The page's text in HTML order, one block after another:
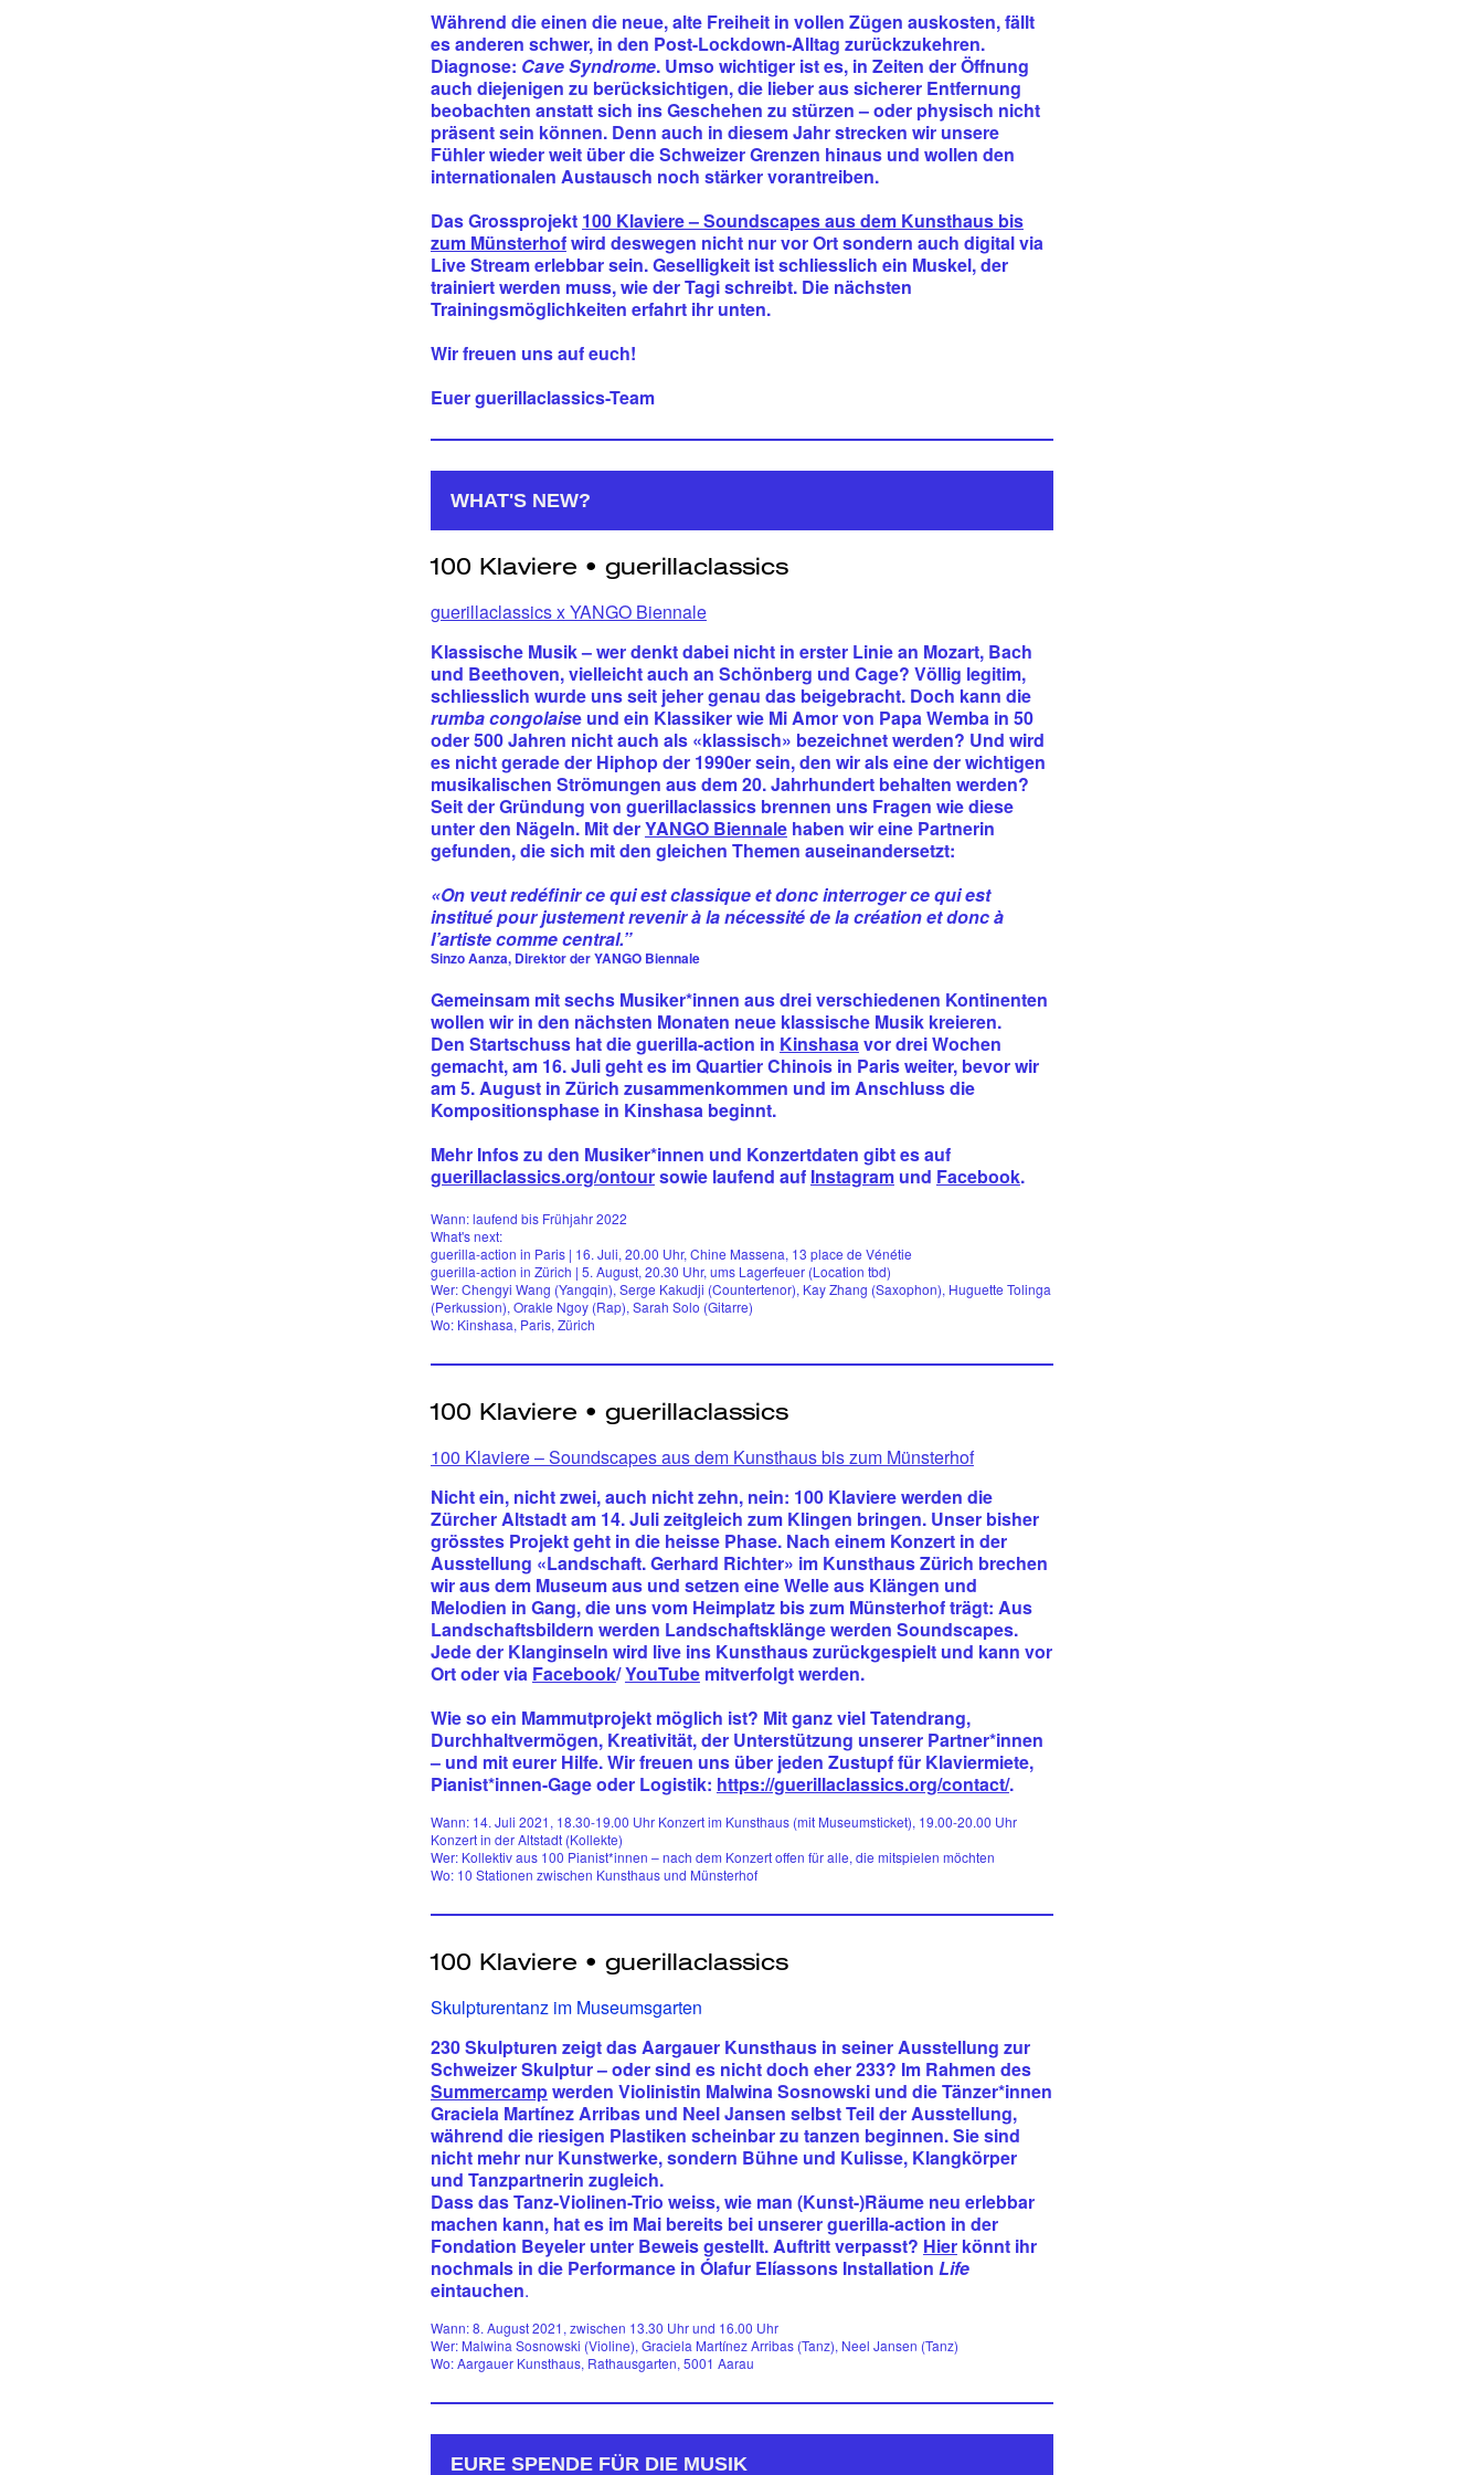
Während die einen die neue, alte Freiheit in vollen Zügen auskosten, fällt
es anderen schwer, in den Post-Lockdown-Alltag zurückzukehren.
Diagnose: Cave Syndrome. Umso wichtiger ist es, in Zeiten der Öffnung
auch diejenigen zu berücksichtigen, die lieber aus sicherer Entfernung
beobachten anstatt sich ins Geschehen zu stürzen – oder physisch nicht
präsent sein können. Denn auch in diesem Jahr strecken wir unsere
Fühler wieder weit über die Schweizer Grenzen hinaus und wollen den
internationalen Austausch noch stärker vorantreiben.
Das Grossprojekt 100 Klaviere – Soundscapes aus dem Kunsthaus bis
zum Münsterhofwird deswegen nicht nur vor Ort sondern auch digital via
Live Stream erlebbar sein. Geselligkeit ist schliesslich ein Muskel, der
trainiert werden muss, wie der Tagi schreibt. Die nächsten
Trainingsmöglichkeiten erfahrt ihr unten.
Wir freuen uns auf euch!
Euer guerillaclassics-Team
WHAT'S NEW?
guerillaclassics x YANGO Biennale
Klassische Musik – wer denkt dabei nicht in erster Linie an Mozart, Bach
und Beethoven, vielleicht auch an Schönberg und Cage? Völlig legitim,
schliesslich wurde uns seit jeher genau das beigebracht. Doch kann die
rumba congolaise und ein Klassiker wie Mi Amor von Papa Wemba in 50
oder 500 Jahren nicht auch als «klassisch» bezeichnet werden? Und wird
es nicht gerade der Hiphop der 1990er sein, den wir als eine der wichtigen
musikalischen Strömungen aus dem 20. Jahrhundert behalten werden?
Seit der Gründung von guerillaclassics brennen uns Fragen wie diese
unter den Nägeln. Mit derYANGO Biennalehaben wir eine Partnerin
gefunden, die sich mit den gleichen Themen auseinandersetzt:
«On veut redéfinir ce qui est classique et donc interroger ce qui est
institué pour justement revenir à la nécessité de la création et donc à
l’artiste comme central.”
Sinzo Aanza, Direktor der YANGO Biennale
Gemeinsam mit sechs Musiker*innen aus drei verschiedenen Kontinenten
wollen wir in den nächsten Monaten neue klassische Musik kreieren.
Den Startschuss hat die guerilla-action in Kinshasavor drei Wochen
gemacht, am 16. Juli geht es im Quartier Chinois in Paris weiter, bevor wir
am 5. August in Zürich zusammenkommen und im Anschluss die
Kompositionsphase in Kinshasa beginnt.
Mehr Infos zu den Musiker*innen und Konzertdaten gibt es auf
guerillaclassics.org/ontoursowie laufend auf Instagramund Facebook.
Wann: laufend bis Frühjahr 2022
What's next:
guerilla-action in Paris | 16. Juli, 20.00 Uhr, Chine Massena, 13 place de Vénétie
guerilla-action in Zürich | 5. August, 20.30 Uhr, ums Lagerfeuer (Location tbd)
Wer: Chengyi Wang (Yangqin), Serge Kakudji (Countertenor), Kay Zhang (Saxophon), Huguette Tolinga
(Perkussion), Orakle Ngoy (Rap), Sarah Solo (Gitarre)
Wo: Kinshasa, Paris, Zürich
100 Klaviere – Soundscapes aus dem Kunsthaus bis zum Münsterhof
Nicht ein, nicht zwei, auch nicht zehn, nein: 100 Klaviere werden die
Zürcher Altstadt am 14. Juli zeitgleich zum Klingen bringen. Unser bisher
grösstes Projekt geht in die heisse Phase. Nach einem Konzert in der
Ausstellung «Landschaft. Gerhard Richter» im Kunsthaus Zürich brechen
wir aus dem Museum aus und setzen eine Welle aus Klängen und
Melodien in Gang, die uns vom Heimplatz bis zum Münsterhof trägt: Aus
Landschaftsbildern werden Landschaftsklänge werden Soundscapes.
Jede der Klanginseln wird liveins Kunsthaus zurückgespielt und kann vor
Ort oder via Facebook/YouTubemitverfolgt werden.
Wie so ein Mammutprojekt möglich ist? Mit ganz viel Tatendrang,
Durchhaltvermögen, Kreativität, der Unterstützung unserer Partner*innen
– und mit eurer Hilfe. Wir freuen uns über jeden Zustupf für Klaviermiete,
Pianist*innen-Gage oder Logistik: https://guerillaclassics.org/contact/.
Wann: 14. Juli 2021, 18.30-19.00 Uhr Konzert im Kunsthaus (mit Museumsticket), 19.00-20.00 Uhr
Konzert in der Altstadt (Kollekte)
Wer: Kollektiv aus 100 Pianist*innen – nach dem Konzert offen für alle, die mitspielen möchten
Wo: 10 Stationen zwischen Kunsthaus und Münsterhof
Skulpturentanz im Museumsgarten
230 Skulpturen zeigt das Aargauer Kunsthaus in seiner Ausstellung zur
Schweizer Skulptur – oder sind es nicht doch eher 233? Im Rahmen des
Summercampwerden Violinistin Malwina Sosnowski und die Tänzer*innen
Graciela Martínez Arribas und Neel Jansen selbst Teil der Ausstellung,
während die riesigen Plastiken scheinbar zu tanzen beginnen. Sie sind
nicht mehr nur Kunstwerke, sondern Bühne und Kulisse, Klangkörper
und Tanzpartnerin zugleich.
Dass das Tanz-Violinen-Trio weiss, wie man (Kunst-)Räume neu erlebbar
machen kann, hat es im Mai bereits bei unserer guerilla-action in der
Fondation Beyeler unter Beweis gestellt. Auftritt verpasst? Hierkönnt ihr
nochmals in die Performance in Ólafur Elíassons Installation Life
eintauchen.
Wann: 8. August 2021, zwischen 13.30 Uhr und 16.00 Uhr
Wer: Malwina Sosnowski (Violine), Graciela Martínez Arribas (Tanz), Neel Jansen (Tanz)
Wo: Aargauer Kunsthaus, Rathausgarten, 5001 Aarau
EURE SPENDE FÜR DIE MUSIK